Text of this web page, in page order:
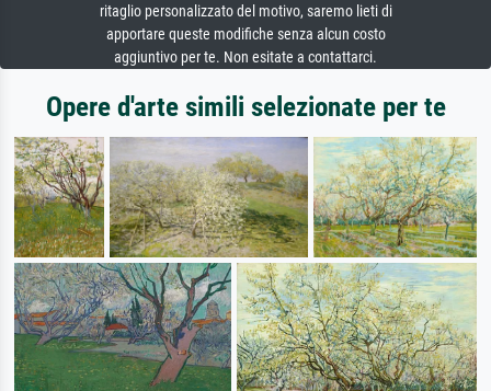
ritaglio personalizzato del motivo, saremo lieti di
apportare queste modifiche senza alcun costo
aggiuntivo per te. Non esitate a contattarci.
Opere d'arte simili selezionate per te